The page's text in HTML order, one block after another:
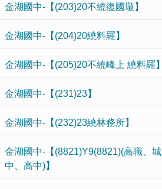
金湖國中-【(203)20不繞復國墩】
金湖國中-【(204)20繞料羅】
金湖國中-【(205)20不繞峰上 繞料羅】
金湖國中-【(231)23】
金湖國中-【(232)23繞林務所】
金湖國中-【(8821)Y9(8821)(高職、城
中、高中)】